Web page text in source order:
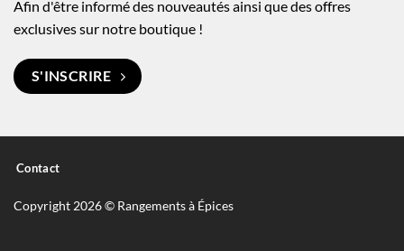
Afin d'être informé des nouveautés ainsi que des offres
exclusives sur notre boutique !
S'INSCRIRE
Contact
Copyright 2026 © Rangements à Épices